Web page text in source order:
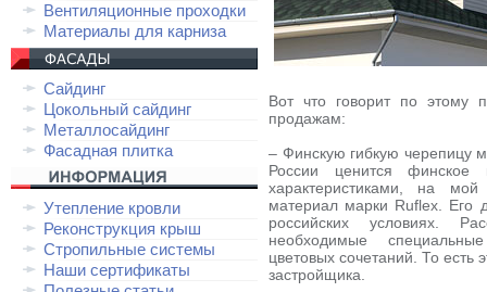
Вентиляционные проходки
Материалы для карниза
Сайдинг
Цокольный сайдинг
Металлосайдинг
Фасадная плитка
Утепление кровли
Реконструкция крыш
Стропильные системы
Наши сертификаты
Вот что говорит по этому
продажам:
– Финскую гибкую черепицу
России ценится финское
характеристиками, на
материал марки Ruflex. Его
российских условиях.
необходимые
цветовых сочетаний. То есть
застройщика.